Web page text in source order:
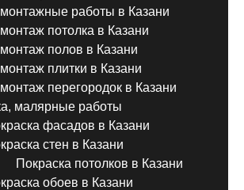
работы в Казани
потолка в Казани
полов в Казани
плитки в Казани
перегородок в Казани
малярные работы
фасадов в Казани
стен в Казани
Покраска потолков в Казани
обоев в Казани